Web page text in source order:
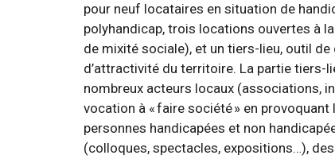
pour neuf locataires en situation de
polyhandicap, trois locations ouvertes à
de mixité sociale), et un tiers-lieu, outil
d’attractivité du territoire. La partie tiers-
nombreux acteurs locaux (associations,
vocation à « faire société » en
personnes handicapées et non
(colloques, spectacles, expositions…),